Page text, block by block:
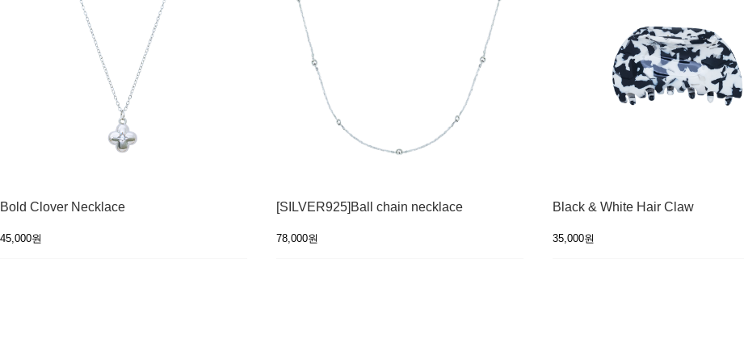
Bold Clover Necklace
45,000원
[SILVER925]Ball chain necklace
78,000원
Black & White Hair Claw
35,000원